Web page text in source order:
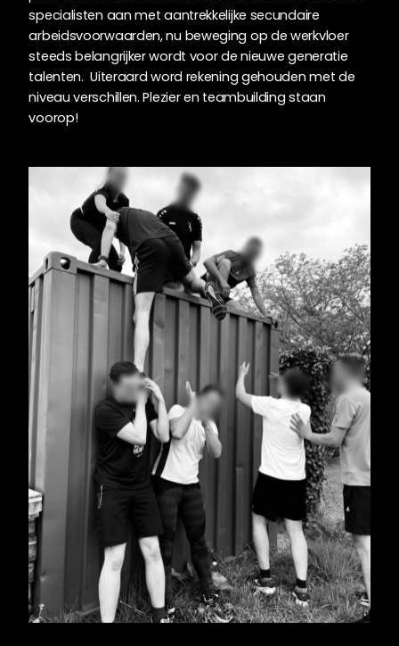
specialisten aan met aantrekkelijke secundaire
arbeidsvoorwaarden, nu beweging op de werkvloer
steeds belangrijker wordt voor de nieuwe generatie
talenten. Uiteraard word rekening gehouden met de
niveau verschillen. Plezier en teambuilding staan
voorop!